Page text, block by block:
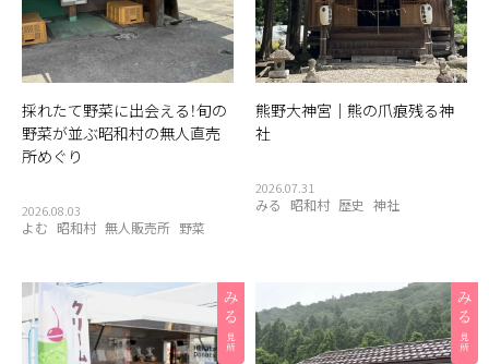
採れたて野菜に出会える！旬の
野菜が並ぶ昭和村の無人直売
所めぐり
2026.08.03
よむ 昭和村 無人販売所 野菜
熊野大神宮｜熊の爪痕残る神
社
2026.07.31
みる 昭和村 歴史 神社